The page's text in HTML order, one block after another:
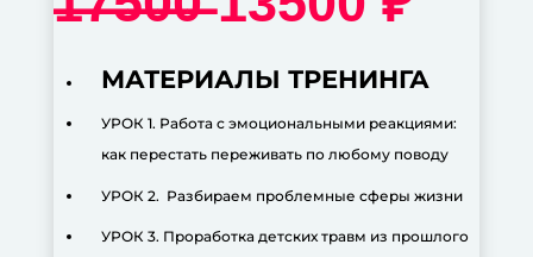
МАТЕРИАЛЫ ТРЕНИНГА
УРОК 1. Работа с эмоциональными реакциями:
как перестать переживать по любому поводу
УРОК 2. Разбираем проблемные сферы жизни
УРОК 3. Проработка детских травм из прошлого